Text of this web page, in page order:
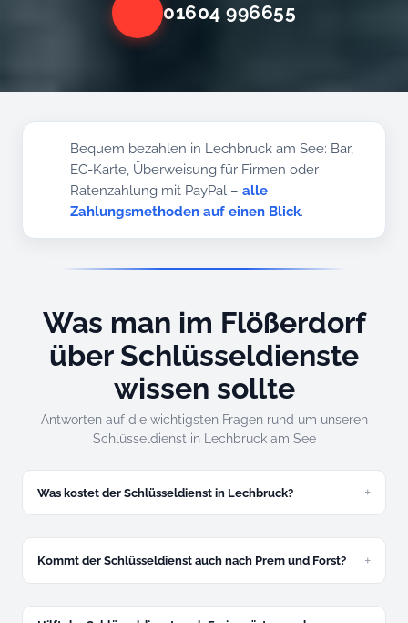
01604 996655
Bequem bezahlen in Lechbruck am See: Bar,
EC-Karte, Überweisung für Firmen oder
Ratenzahlung mit PayPal –alle
Zahlungsmethoden auf einen Blick.
Was man im Flößerdorf
über Schlüsseldienste
wissen sollte
Antworten auf die wichtigsten Fragen rund um unseren
Schlüsseldienst in Lechbruck am See
Was kostet der Schlüsseldienst in Lechbruck?
Festpreis am Telefon – am Lech genauso verbindlich wie
überall.
Kommt der Schlüsseldienst auch nach Prem und Forst?
Anfahrt.